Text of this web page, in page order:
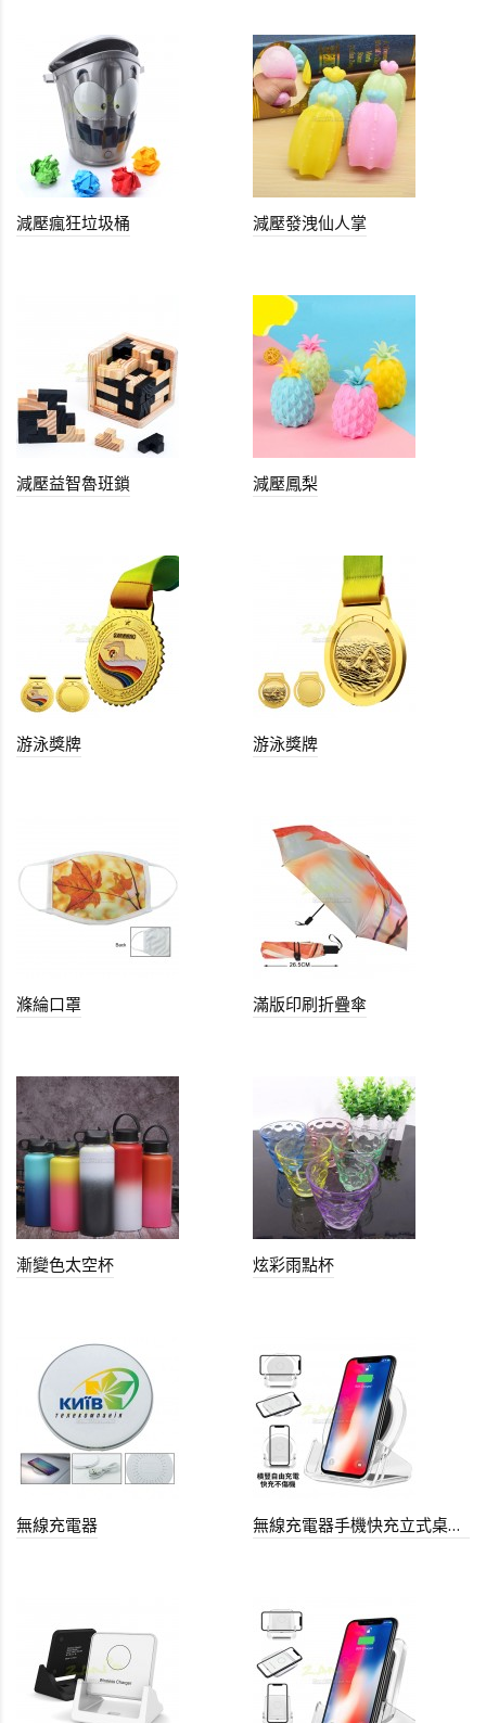
減壓瘋狂垃圾桶 減壓發洩仙人掌
減壓益智魯班鎖 減壓鳳梨
游泳獎牌 游泳獎牌
滌綸口罩 滿版印刷折疊傘
漸變色太空杯 炫彩雨點杯
無線充電器 無線充電器手機快充立式桌面支架